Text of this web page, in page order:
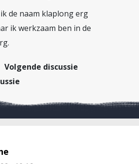
de naam klaplong erg
ik werkzaam ben in de
Volgende discussie